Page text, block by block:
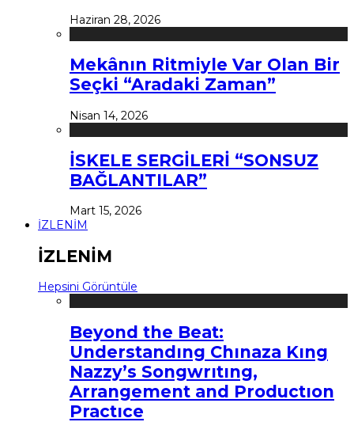
Haziran 28, 2026
Mekânın Ritmiyle Var Olan Bir
Seçki “Aradaki Zaman”
Nisan 14, 2026
İSKELE SERGİLERİ “SONSUZ
BAĞLANTILAR”
Mart 15, 2026
İZLENİM
İZLENİM
Hepsini Görüntüle
Beyond the Beat:
Understandıng Chınaza Kıng
Nazzy’s Songwrıtıng,
Arrangement and Productıon
Practıce